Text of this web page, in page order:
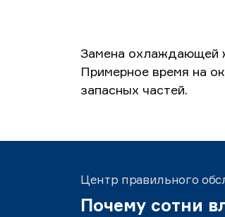
Замена охлаждающей
Примерное время на
запасных частей.
Центр правильного
Почему сотни